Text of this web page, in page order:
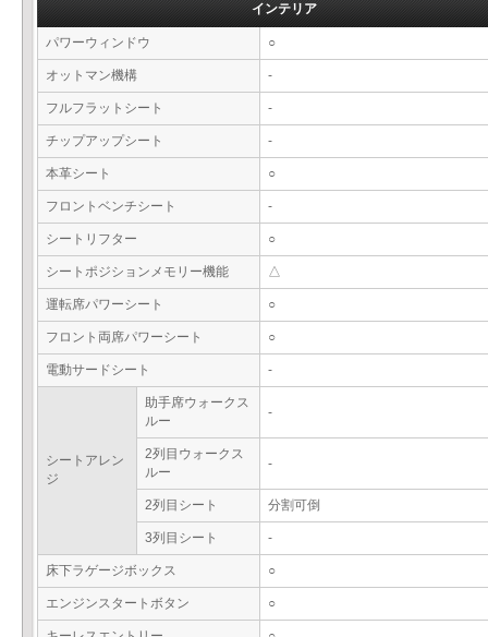
インテリア
パワーウィンドウ ○
オットマン機構 -
フルフラットシート -
チップアップシート -
本革シート ○
フロントベンチシート -
シートリフター ○
シートポジションメモリー機能 △
運転席パワーシート ○
フロント両席パワーシート ○
電動サードシート -
シートアレン
ジ
助手席ウォークス
ルー
-
2列目ウォークス
ルー
-
2列目シート 分割可倒
3列目シート -
床下ラゲージボックス ○
エンジンスタートボタン ○